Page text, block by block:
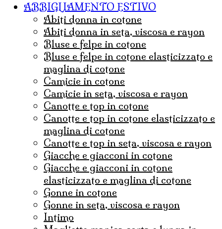
ABBIGLIAMENTO ESTIVO
abiti donna in cotone
abiti donna in seta, viscosa e rayon
bluse e felpe in cotone
bluse e felpe in cotone elasticizzato e
maglina di cotone
camicie in cotone
camicie in seta, viscosa e rayon
canotte e top in cotone
canotte e top in cotone elasticizzato e
maglina di cotone
canotte e top in seta, viscosa e rayon
Giacche e giacconi in cotone
giacche e giacconi in cotone
elasticizzato e maglina di cotone
gonne in cotone
Gonne in seta, viscosa e rayon
Intimo